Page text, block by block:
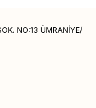
NO:13 ÜMRANİYE/